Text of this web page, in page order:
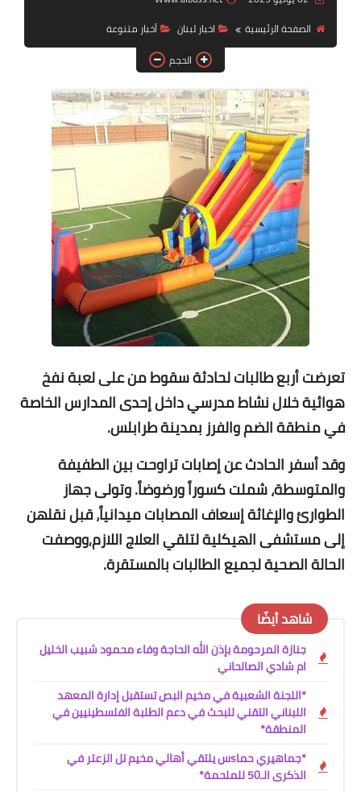
لك سيدتي
الصفحة الرئيسية
اخبار لبنان
أخبار ‏متنوعة
الحجم
تعرضت أربع طالبات لحادثة سقوط من على لعبة نفخ
هوائية خلال نشاط مدرسي داخل إحدى المدارس الخاصة
في منطقة الضم والفرز بمدينة طرابلس.
وقد أسفر الحادث عن إصابات تراوحت بين الطفيفة
والمتوسطة، شملت كسوراً ورضوضاً. وتولى جهاز
الطوارئ والإغاثة إسعاف المصابات ميدانياً، قبل نقلهن
إلى مستشفى الهيكلية لتلقي العلاج اللازم,ووصفت
الحالة الصحية لجميع الطالبات بالمستقرة.
شاهد أيضًا
جنازة المرحومة بإذن الله الحاجة وفاء محمود شبيب الخليل
ام شادي الصالحاني
*اللجنة الشعبية في مخيم البص تستقبل إدارة المعهد
اللبناني التقني للبحث في دعم الطلبة الفلسطينيين في
المنطقة*
*جماهيري حماsس يلتقي أهالي مخيم تل الزعتر في
الذكرى الـ50 للملحمة*